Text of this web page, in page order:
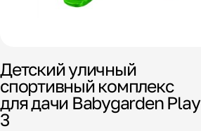
Детский уличный
спортивный комплекс
для дачи Babygarden Play
3